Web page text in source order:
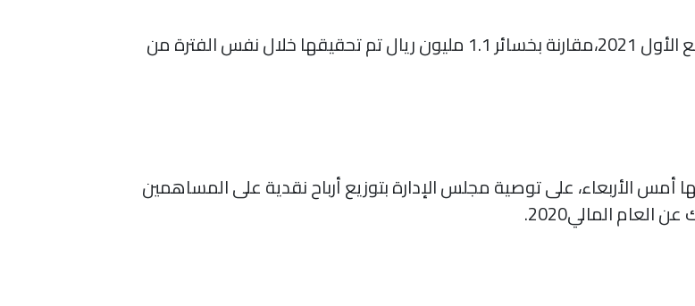
حققت الشركة ارباحا تصل إلى 221ألف ريال بنهاية الربع الأول 2021،مقارنة بخسائر 1.1 مليون ريال تم تحقيقها خلال نفس الفترة من
أمس الأربعاء، على توصية مجلس الإدارة بتوزيع أرباح نقدية على المساهمين